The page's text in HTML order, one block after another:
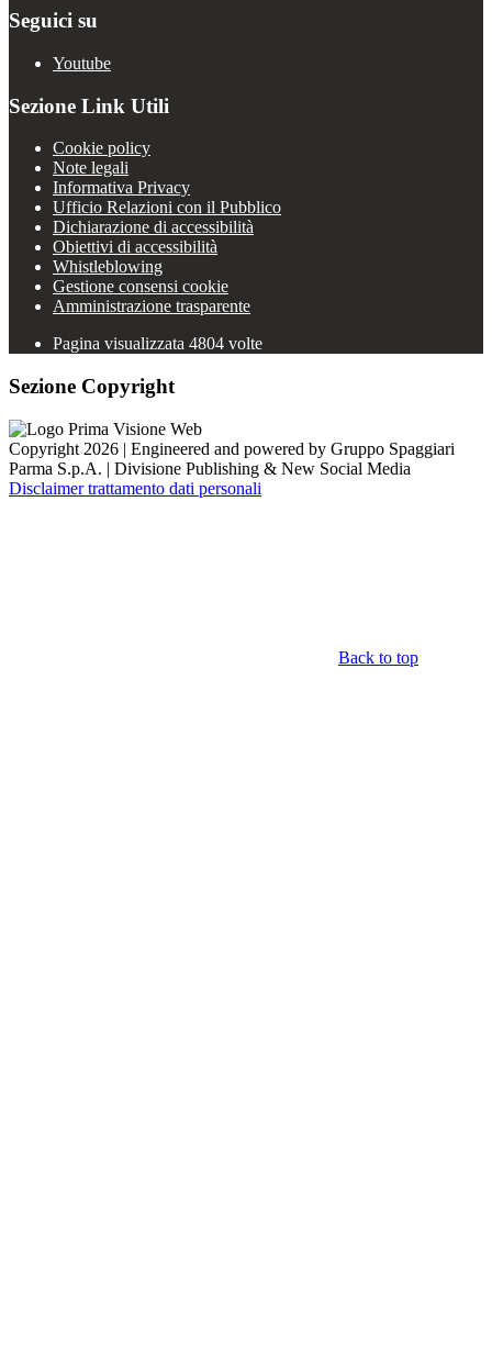
Seguici su
Youtube
Sezione Link Utili
Cookie policy
Note legali
Informativa Privacy
Ufficio Relazioni con il Pubblico
Dichiarazione di accessibilità
Obiettivi di accessibilità
Whistleblowing
Gestione consensi cookie
Amministrazione trasparente
Pagina visualizzata 4804 volte
Sezione Copyright
Copyright 2026 | Engineered and powered by Gruppo Spaggiari
Parma S.p.A. | Divisione Publishing & New Social Media
Disclaimer trattamento dati personali
Back to top